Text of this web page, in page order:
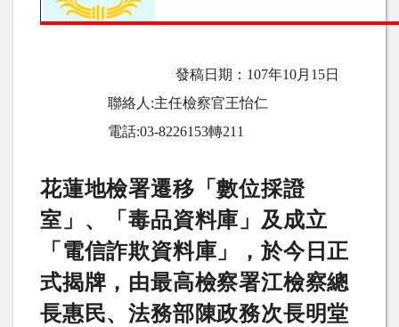
發稿日期： 107年10月15日
聯絡人 :主任檢察官王怡仁
電話:03-8226153轉211
花蓮地檢署遷移「數位採證
室」、「毒品資料庫」及成立
「電信詐欺資料庫」，於今日正
式揭牌，由最高檢察署江檢察總
長惠民、法務部陳政務次長明堂